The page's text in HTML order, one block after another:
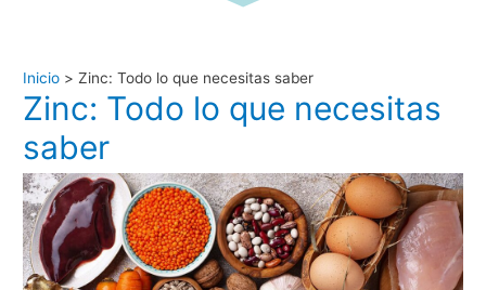
Inicio Zinc: Todo lo que necesitas saber
Zinc: Todo lo que necesitas
saber